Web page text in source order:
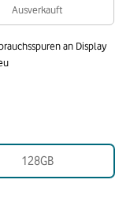
Ausverkauft
an Display
128GB